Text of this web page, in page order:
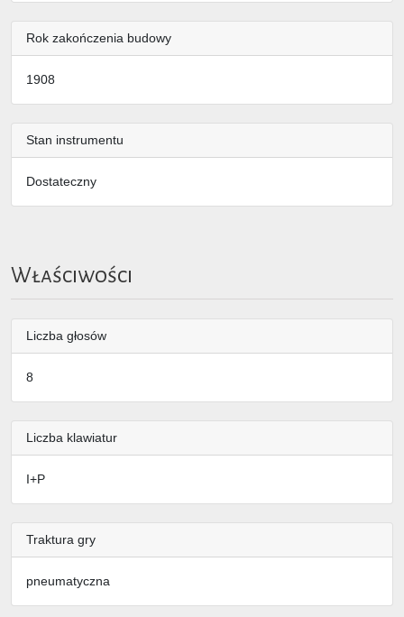
Rok zakończenia budowy
1908
Stan instrumentu
Dostateczny
Właściwości
Liczba głosów
8
Liczba klawiatur
I+P
Traktura gry
pneumatyczna